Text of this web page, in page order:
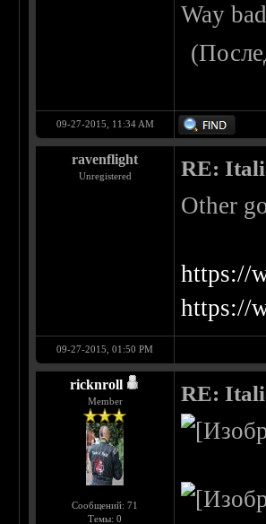
Way
09-27-2015, 11:34 AM
ravenflight
Unregistered RE:
Other
https://
https://
09-27-2015, 01:50 PM
ricknroll
Member
Сообщений: 71
Темы: 0
RE: